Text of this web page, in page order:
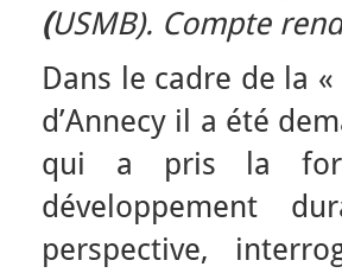
(USMB). Compte
Dans le cadre de la
d’Annecy il a été
qui a pris la
développement
perspective,